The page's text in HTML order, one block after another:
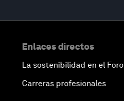
Enlaces directos
La sostenibilidad en el Foro
Carreras profesionales